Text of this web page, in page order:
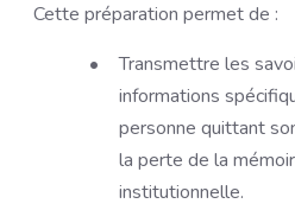
Cette préparation permet de :
Transmettre les
informations
personne quittant
la perte de la
institutionnelle.